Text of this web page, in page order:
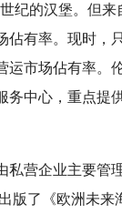
纪的汉堡。但来
佔有率。现时，
运市场佔有率。
务中心，重点提
私营企业主要管
版了《欧洲未来